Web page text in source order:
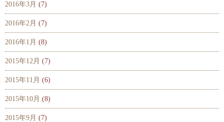
2016年3月 (7)
2016年2月 (7)
2016年1月 (8)
2015年12月 (7)
2015年11月 (6)
2015年10月 (8)
2015年9月 (7)